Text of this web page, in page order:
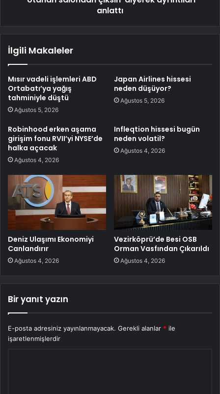
anlattı
İlgili Makaleler
Mısır vadeli işlemleri ABD
Ortabatı’ya yağış
tahminiyle düştü
Ağustos 5, 2026
Japan Airlines hissesi
neden düşüyor?
Ağustos 5, 2026
Robinhood erken aşama
girişim fonu RVII’yi NYSE’de
halka açacak
Ağustos 4, 2026
Infleqtion hissesi bugün
neden volatil?
Ağustos 4, 2026
Deniz Ulaşımı Ekonomiyi
Canlandırır
Ağustos 4, 2026
Vezirköprü’de Besi OSB
Orman Vasfından Çıkarıldı
Ağustos 4, 2026
Bir yanıt yazın
E-posta adresiniz yayınlanmayacak. Gerekli alanlar * ile
işaretlenmişlerdir